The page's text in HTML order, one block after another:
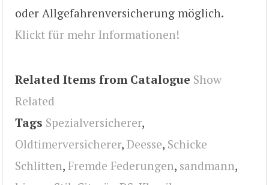
oder Allgefahrenversicherung möglich.
Klickt für mehr Informationen!
Related Items from Catalogue Show
Related
Tags Spezialversicherer,
Oldtimerversicherer, Deesse, Schicke
Schlitten, Fremde Federungen, sandmann,